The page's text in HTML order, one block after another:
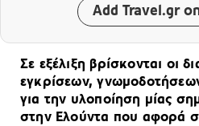
Add Travel.gr
Σε εξέλιξη βρίσκονται οι
εγκρίσεων,
για την υλοποίηση μίας
στην Ελούντα που αφορά